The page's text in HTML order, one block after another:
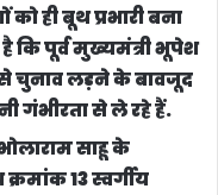
ही बूथ प्रभारी बना
कि पूर्व मुख्यमंत्री भूपेश
चुनाव लड़ने के बावजूद
गंभीरता से ले रहे हैं.
साहू के
13 स्वर्गीय